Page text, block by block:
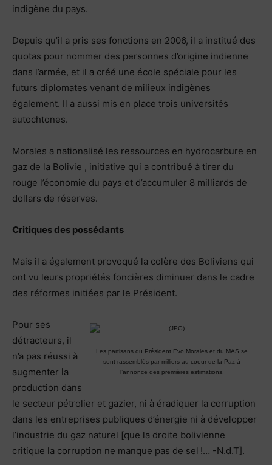
indigène du pays.
Depuis qu’il a pris ses fonctions en 2006, il a institué des
quotas pour nommer des personnes d’origine indienne
dans l’armée, et il a créé une école spéciale pour les
futurs diplomates venant de milieux indigènes
également. Il a aussi mis en place trois universités
autochtones.
Morales a nationalisé les ressources en hydrocarbure en
gaz de la Bolivie , initiative qui a contribué à tirer du
rouge l’économie du pays et d’accumuler 8 milliards de
dollars de réserves.
Critiques des possédants
Mais il a également provoqué la colère des Boliviens qui
ont vu leurs propriétés foncières diminuer dans le cadre
des réformes initiées par le Président.
Les partisans du Président Evo Morales et du MAS se
sont rassemblés par milliers au coeur de la Paz à
l’annonce des premières estimations.
Pour ses
détracteurs, il
n’a pas réussi à
augmenter la
production dans
le secteur pétrolier et gazier, ni à éradiquer la corruption
dans les entreprises publiques d’énergie ni à développer
l’industrie du gaz naturel [que la droite bolivienne
critique la corruption ne manque pas de sel !… -N.d.T].